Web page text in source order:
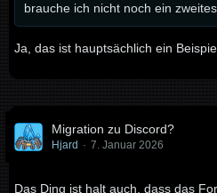
brauche ich nicht noch ein zweites
Ja, das ist hauptsächlich ein
Migration zu Discord?
Hjard 7. Januar 2026
Das Ding ist halt auch, dass das